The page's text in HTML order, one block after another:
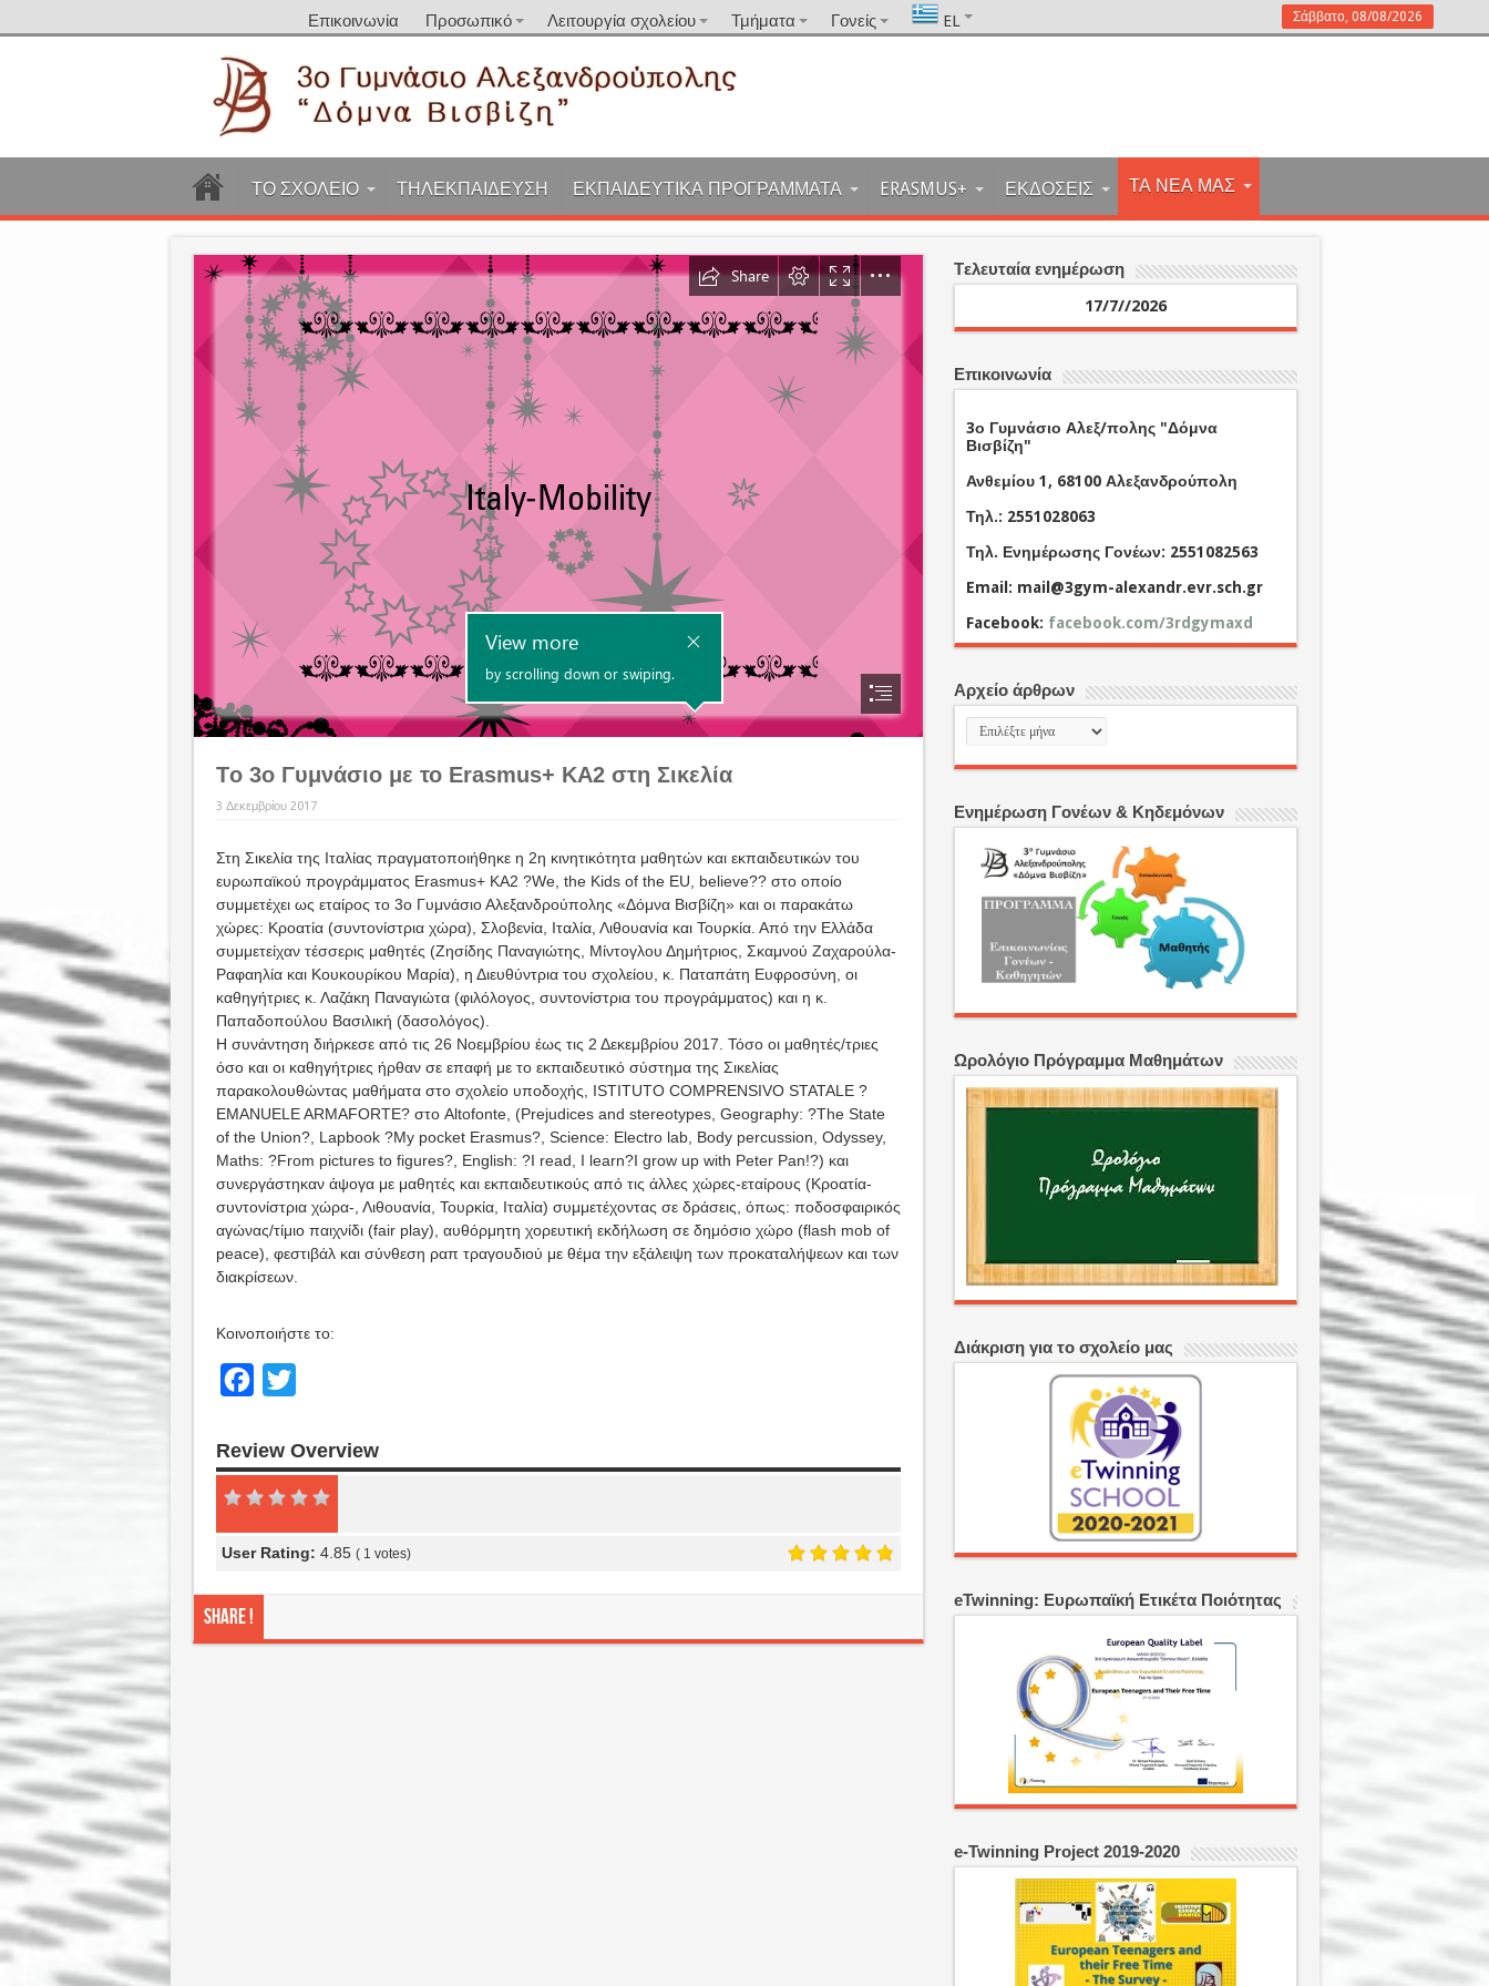
Σάββατο, 08/08/2026
Επικοινωνία Προσωπικό Λειτουργία σχολείου Τμήματα Γονείς EL
ΤΟ ΣΧΟΛΕΙΟ ΤΗΛΕΚΠΑΙΔΕΥΣΗ ΕΚΠΑΙΔΕΥΤΙΚΑ ΠΡΟΓΡΑΜΜΑΤΑ ERASMUS+ ΕΚΔΟΣΕΙΣ ΤΑ ΝΕΑ ΜΑΣ
Tο 3ο Γυμνάσιο με το Erasmus+ KA2 στη Σικελία
3 Δεκεμβρίου 2017
Στη Σικελία της Ιταλίας πραγματοποιήθηκε η 2η κινητικότητα μαθητών και εκπαιδευτικών του
ευρωπαϊκού προγράμματος Erasmus+ KA2 ?We, the Kids of the EU, believe?? στο οποίο
συμμετέχει ως εταίρος το 3ο Γυμνάσιο Αλεξανδρούπολης «Δόμνα Βισβίζη» και οι παρακάτω
χώρες: Κροατία (συντονίστρια χώρα), Σλοβενία, Ιταλία, Λιθουανία και Τουρκία. Από την Ελλάδα
συμμετείχαν τέσσερις μαθητές (Ζησίδης Παναγιώτης, Μίντογλου Δημήτριος, Σκαμνού Ζαχαρούλα-
Ραφαηλία και Κουκουρίκου Μαρία), η Διευθύντρια του σχολείου, κ. Παταπάτη Ευφροσύνη, οι
καθηγήτριες κ. Λαζάκη Παναγιώτα (φιλόλογος, συντονίστρια του προγράμματος) και η κ.
Παπαδοπούλου Βασιλική (δασολόγος).
H συνάντηση διήρκεσε από τις 26 Νοεμβρίου έως τις 2 Δεκεμβρίου 2017. Τόσο οι μαθητές/τριες
όσο και οι καθηγήτριες ήρθαν σε επαφή με το εκπαιδευτικό σύστημα της Σικελίας
παρακολουθώντας μαθήματα στο σχολείο υποδοχής, ISTITUTO COMPRENSIVO STATALE ?
EMANUELE ARMAFORTE? στο Altofonte, (Prejudices and stereotypes, Geography: ?The State
of the Union?, Lapbook ?My pocket Erasmus?, Science: Electro lab, Body percussion, Odyssey,
Maths: ?From pictures to figures?, English: ?I read, I learn?I grow up with Peter Pan!?) και
συνεργάστηκαν άψογα με μαθητές και εκπαιδευτικούς από τις άλλες χώρες-εταίρους (Κροατία-
συντονίστρια χώρα-, Λιθουανία, Τουρκία, Ιταλία) συμμετέχοντας σε δράσεις, όπως: ποδοσφαιρικός
αγώνας/τίμιο παιχνίδι (fair play), αυθόρμητη χορευτική εκδήλωση σε δημόσιο χώρο (flash mob of
peace), φεστιβάλ και σύνθεση ραπ τραγουδιού με θέμα την εξάλειψη των προκαταλήψεων και των
διακρίσεων.
Κοινοποιήστε το:
Facebook
Review Overview
User Rating: 4.85 ( 1 votes)
Share !
Tελευταία ενημέρωση
17/7//2026
Επικοινωνία
3ο Γυμνάσιο Αλεξ/πολης "Δόμνα
Βισβίζη"
Ανθεμίου 1, 68100 Αλεξανδρούπολη
Τηλ.: 2551028063
Τηλ. Ενημέρωσης Γονέων: 2551082563
Email: mail@3gym-alexandr.evr.sch.gr
Facebook: facebook.com/3rdgymaxd
Αρχείο άρθρων
Αρχείο
άρθρων
Ενημέρωση Γονέων & Κηδεμόνων
Ωρολόγιο Πρόγραμμα Μαθημάτων
Διάκριση για το σχολείο μας
eTwinning: Ευρωπαϊκή Ετικέτα Ποιότητας
e-Twinning Project 2019-2020